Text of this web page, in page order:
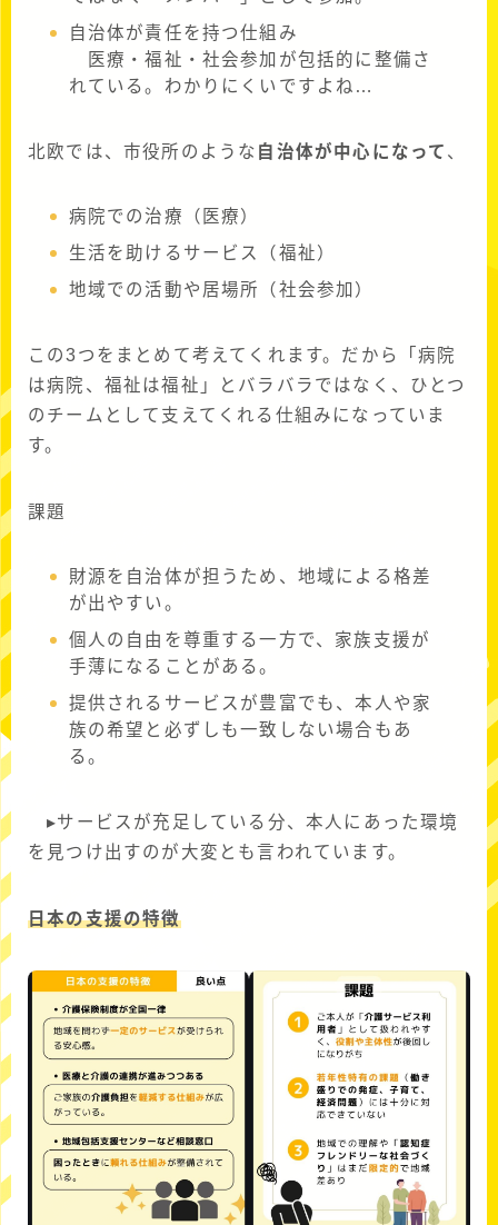
自治体が責任を持つ仕組み
医療・福祉・社会参加が包括的に整備さ
れている。わかりにくいですよね…
北欧では、市役所のような 自治体が中心になって 、
病院での治療（医療）
生活を助けるサービス（福祉）
地域での活動や居場所（社会参加）
この3つをまとめて考えてくれます。だから「病院
は病院、福祉は福祉」とバラバラではなく、ひとつ
のチームとして支えてくれる仕組みになっていま
す。
課題
財源を自治体が担うため、地域による格差
が出やすい。
個人の自由を尊重する一方で、家族支援が
手薄になることがある。
提供されるサービスが豊富でも、本人や家
族の希望と必ずしも一致しない場合もあ
る。
▸サービスが充足している分、本人にあった環境
を見つけ出すのが大変とも言われています。
日本の支援の特徴